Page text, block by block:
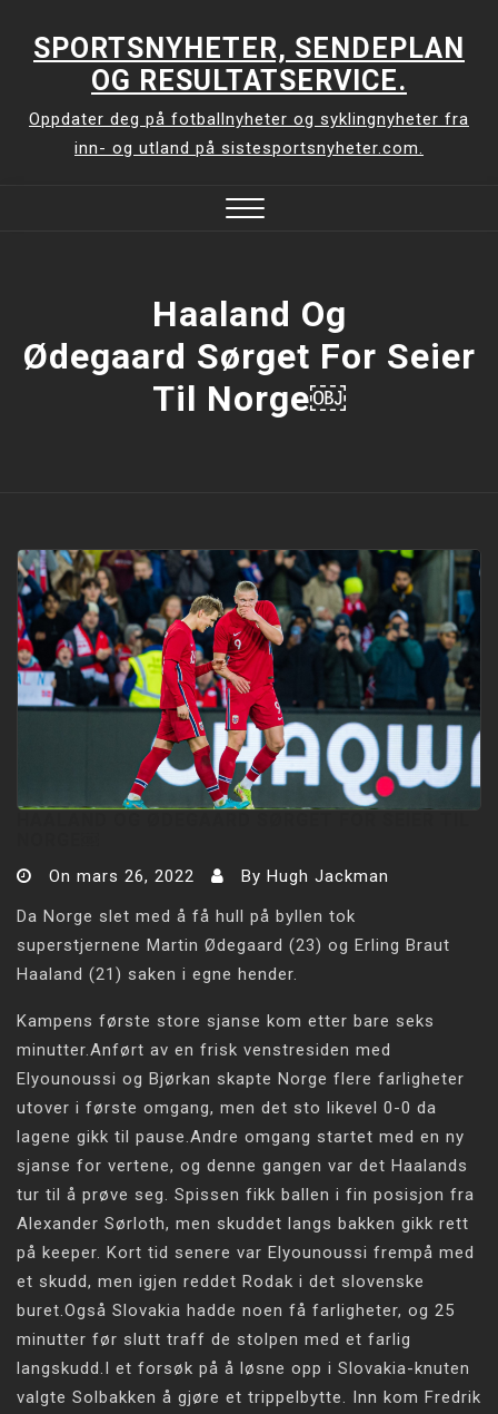
SPORTSNYHETER, SENDEPLAN
OG RESULTATSERVICE.
Oppdater deg på fotballnyheter og syklingnyheter fra
inn- og utland på sistesportsnyheter.com.
Haaland Og
Ødegaard Sørget For Seier
Til Norge￼
On mars 26, 2022 By Hugh Jackman
Da Norge slet med å få hull på byllen tok
superstjernene Martin Ødegaard (23) og Erling Braut
Haaland (21) saken i egne hender.
Kampens første store sjanse kom etter bare seks
minutter.Anført av en frisk venstresiden med
Elyounoussi og Bjørkan skapte Norge flere farligheter
utover i første omgang, men det sto likevel 0-0 da
lagene gikk til pause.Andre omgang startet med en ny
sjanse for vertene, og denne gangen var det Haalands
tur til å prøve seg. Spissen fikk ballen i fin posisjon fra
Alexander Sørloth, men skuddet langs bakken gikk rett
på keeper. Kort tid senere var Elyounoussi frempå med
et skudd, men igjen reddet Rodak i det slovenske
buret.Også Slovakia hadde noen få farligheter, og 25
minutter før slutt traff de stolpen med et farlig
langskudd.I et forsøk på å løsne opp i Slovakia-knuten
valgte Solbakken å gjøre et trippelbytte. Inn kom Fredrik